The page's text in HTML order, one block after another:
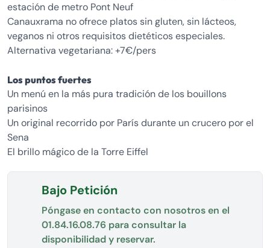
estación de metro Pont Neuf
Canauxrama no ofrece platos sin gluten, sin lácteos,
veganos ni otros requisitos dietéticos especiales.
Alternativa vegetariana: +7€/pers
Los puntos fuertes
Un menú en la más pura tradición de los bouillons
parisinos
Un original recorrido por París durante un crucero por el
Sena
El brillo mágico de la Torre Eiffel
Bajo Petición
Póngase en contacto con nosotros en el
01.84.16.08.76 para consultar la
disponibilidad y reservar.